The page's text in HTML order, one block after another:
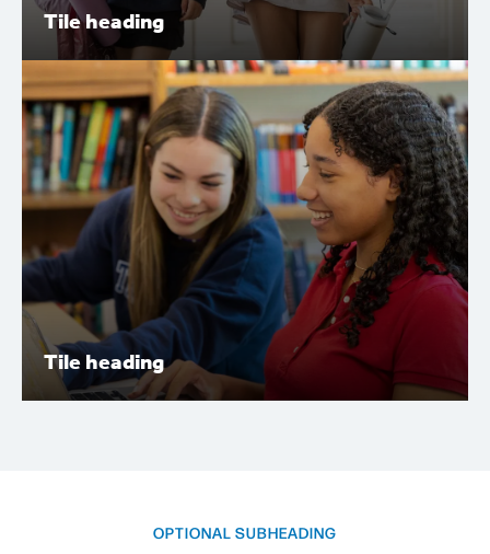
Tile heading
Tile heading
Lorem ipsum dolor sit amet, consectetur adipiscing elit.
Nunc vulputate libero et velit interdum, ac aliquet odio
mattis. Class aptent taciti sociosqu ad litora torquent.
Tile heading
Tile heading
OPTIONAL SUBHEADING